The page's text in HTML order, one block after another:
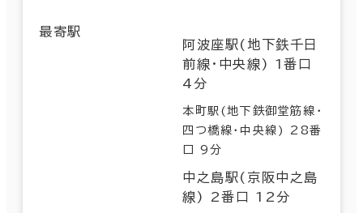
最寄駅
阿波座駅(地下鉄千日
前線･中央線) 1番口
4分
本町駅(地下鉄御堂筋線･
四つ橋線･中央線) 28番
口 9分
中之島駅(京阪中之島
線) 2番口 12分